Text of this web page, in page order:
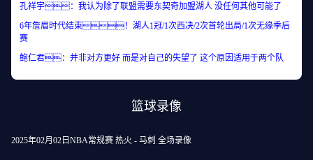
孔祥宇：我认为除了联盟需要东契奇加盟湖人 没任何其他可能了
6年詹眉时代结束！湖人1冠/1次西决/2次首轮出局/1次无缘季后
赛
鲍仁君：并非对方更好 而是对自己的失望了 这个原因适用于两个队
篮球录像
2025年02月02日NBA常规赛 热火 - 马刺 全场录像